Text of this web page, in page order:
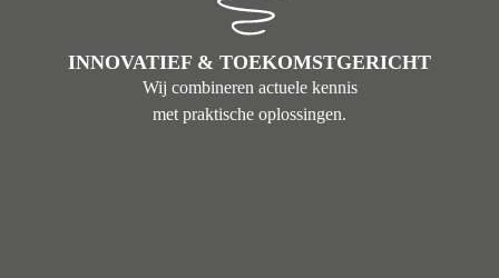
INNOVATIEF & TOEKOMSTGERICHT
Wij combineren actuele kennis
met praktische oplossingen.